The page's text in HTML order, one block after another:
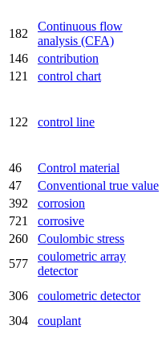
182
Continuous flow
analysis (CFA)
146
contribution
121
control chart
122 control line
46 Control material
47
Conventional true value
392
corrosion
721
corrosive
260
Coulombic stress
577
coulometric array
detector
306 coulometric detector
304
couplant